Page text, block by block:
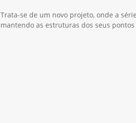
Trata-se de um novo projeto, onde a
mantendo as estruturas dos seus